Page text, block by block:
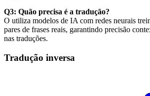
Q3: Quão precisa é a tradução?
O utiliza modelos de IA com redes neurais
pares de frases reais, garantindo precisão
nas traduções.
Tradução inversa